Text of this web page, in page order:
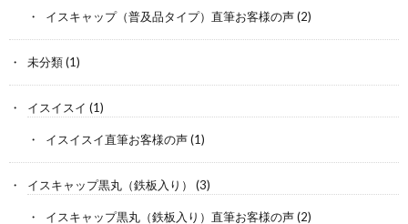
イスキャップ（普及品タイプ）直筆お客様の声(2)
未分類(1)
イスイスイ (1)
イスイスイ直筆お客様の声(1)
イスキャップ黒丸（鉄板入り） (3)
イスキャップ黒丸（鉄板入り）直筆お客様の声(2)